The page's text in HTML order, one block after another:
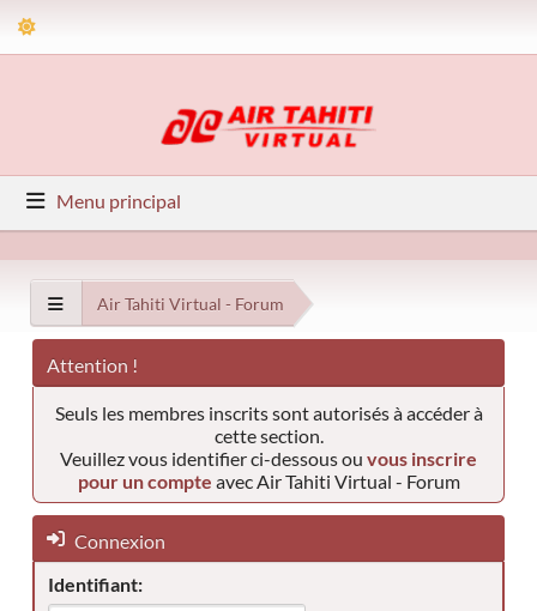
Menu principal
Air Tahiti Virtual - Forum
Attention !
Seuls les membres inscrits sont autorisés à accéder à
cette section.
Veuillez vous identifier ci-dessous ou vous inscrire
pour un compte avec Air Tahiti Virtual - Forum
Connexion
Identifiant: